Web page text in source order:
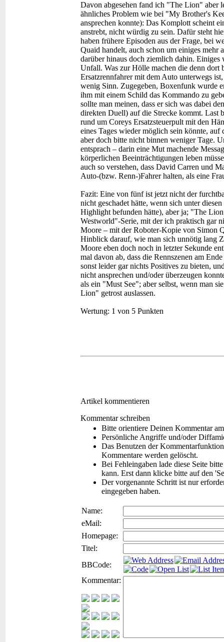
Davon abgesehen fand ich "The Lion" aber
ähnliches Problem wie bei "My Brother's
ansprechen konnte): Das Komplott scheint
anstrebt, nicht würdig zu sein. Dafür steht
haben frühere Episoden aus der Frage, bei
Quaid handelt, auch schon um einiges mehr
darüber hinaus doch ziemlich dahin.
Unfall. Was zur Hölle machen die denn dort
Ersatzrennfahrer mit dem Auto unterwegs
wenig Sinn. Zugegeben, Boxenfunk wurde
ihm mit einem Schild das Kommando zu
sollte man meinen, dass er sich was dabei
direkten Duell) auf die Strecke kommt. Last
rund um Coreys Ersatzsteuerpult mit den
eines Tages wieder möglich sein könnte,
aber doch bitte nicht binnen weniger Tage.
entsprach – darin eine Mut machende
körperlichen Beeinträchtigungen leben
auch so verstehen, dass David Carren und
Auto-(bzw. Renn-)Fahrer halten, als eine
Fazit: Eine von fünf ist jetzt nicht der
nicht geschadet hätte, wenn sich unter
Highlight befunden hätte), aber ja; "The
Westworld"-Serie, mit der ich praktisch gar
Moore – mit der Roboter-Kopie von Simon
Hinblick darauf, wie man sich unnötig lang
Moore eben doch noch in letzter Sekunde
mal davon ab, dass die Rennszenen am
sonst leider gar nichts Positives zu bieten,
nicht ansprechen und/oder überzeugen
als ein "Must See"; aber selbst, wenn man
Lion" getrost auslassen.
Wertung: 1 von 5 Punkten
Artikel kommentieren
Kommentar schreiben
Bitte orientiere Deinen Kommentar
Persönliche Angriffe und/oder
Das Benutzen der
Kommentare werden gelöscht.
Bei Fehleingaben lade diese Seite
kann. Erst dann klicke bitte auf den
Der vorgenannte Schritt ist nur
eingegeben haben.
Name:
eMail:
Homepage:
Titel:
BBCode:
Kommentar: